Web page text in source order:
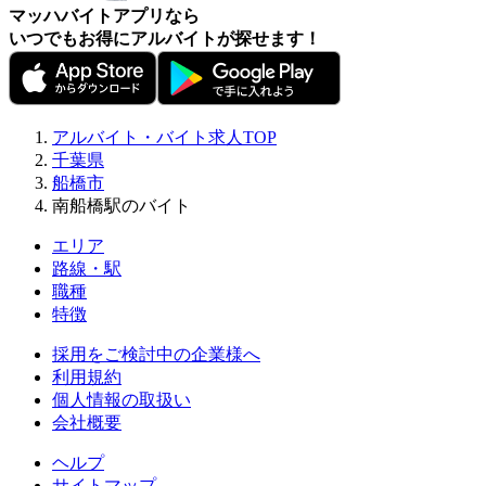
マッハバイトアプリなら
いつでもお得にアルバイトが探せます！
アルバイト・バイト求人TOP
千葉県
船橋市
南船橋駅のバイト
エリア
路線・駅
職種
特徴
採用をご検討中の企業様へ
利用規約
個人情報の取扱い
会社概要
ヘルプ